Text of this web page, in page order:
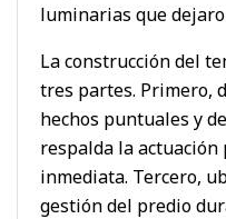
luminarias que
La construcción del
tres partes. Primero,
hechos puntuales y
respalda la
inmediata. Tercero,
gestión del predio